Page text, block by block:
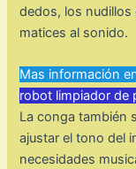
dedos, los nudillos
matices al sonido.
Mas información
robot limpiador de
La conga también
ajustar el tono del
necesidades